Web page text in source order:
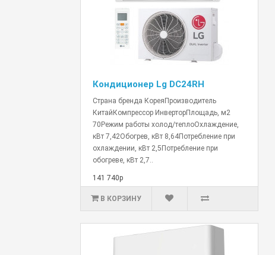
Кондиционер Lg DC24RH
Страна бренда КореяПроизводитель
КитайКомпрессор ИнверторПлощадь, м2
70Режим работы холод/теплоОхлаждение,
кВт 7,42Обогрев, кВт 8,64Потребление при
охлаждении, кВт 2,5Потребление при
обогреве, кВт 2,7..
141 740р
В КОРЗИНУ